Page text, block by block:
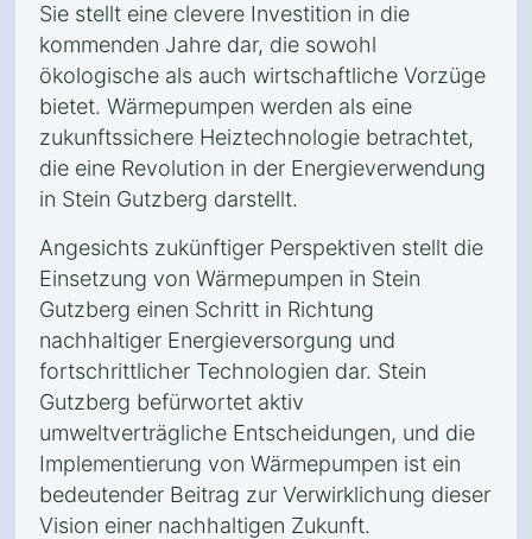
Sie stellt eine clevere Investition in die
kommenden Jahre dar, die sowohl
ökologische als auch wirtschaftliche Vorzüge
bietet. Wärmepumpen werden als eine
zukunftssichere Heiztechnologie betrachtet,
die eine Revolution in der Energieverwendung
in Stein Gutzberg darstellt.
Angesichts zukünftiger Perspektiven stellt die
Einsetzung von Wärmepumpen in Stein
Gutzberg einen Schritt in Richtung
nachhaltiger Energieversorgung und
fortschrittlicher Technologien dar. Stein
Gutzberg befürwortet aktiv
umweltverträgliche Entscheidungen, und die
Implementierung von Wärmepumpen ist ein
bedeutender Beitrag zur Verwirklichung dieser
Vision einer nachhaltigen Zukunft.